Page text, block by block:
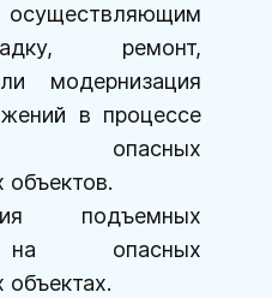
ремонт,
модернизация
в процессе
опасных
объектов.
подъемных
на опасных
объектах.